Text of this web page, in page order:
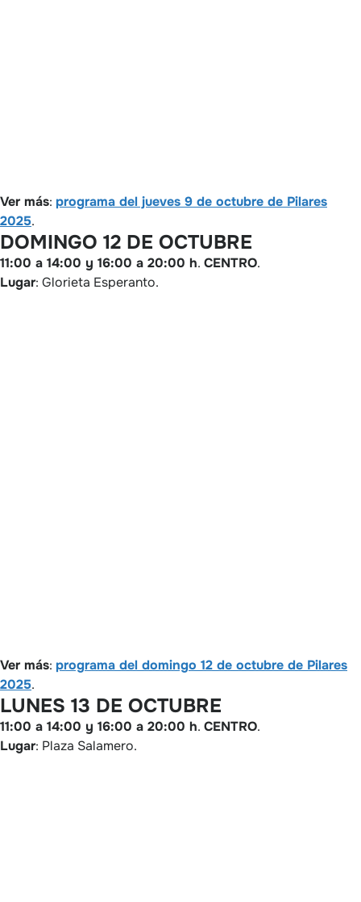
Ver más: programa del jueves 9 de octubre de Pilares
2025.
DOMINGO 12 DE OCTUBRE
11:00 a 14:00 y 16:00 a 20:00 h. CENTRO.
Lugar: Glorieta Esperanto.
Ver más: programa del domingo 12 de octubre de Pilares
2025.
LUNES 13 DE OCTUBRE
11:00 a 14:00 y 16:00 a 20:00 h. CENTRO.
Lugar: Plaza Salamero.